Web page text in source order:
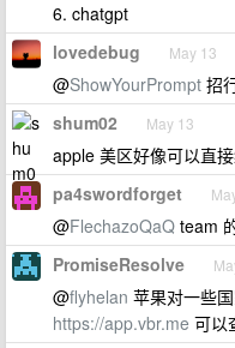
6. chatgpt
lovedebug May 13
@ShowYourPrompt 招
shum02 May 13
apple 美区好像可以直
pa4swordforget
@FlechazoQaQ team
PromiseResolve
@flyhelan 苹果对一些
https://app.vbr.me 可以